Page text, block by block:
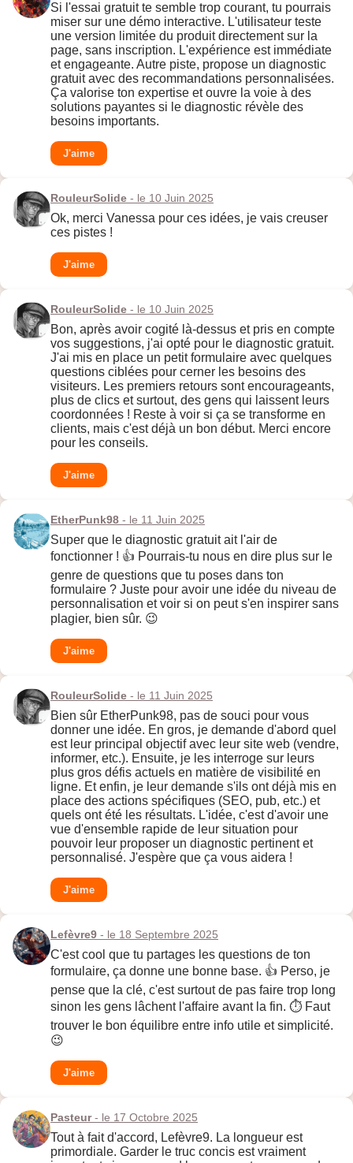
Si l'essai gratuit te semble trop courant, tu pourrais
miser sur une démo interactive. L'utilisateur teste
une version limitée du produit directement sur la
page, sans inscription. L'expérience est immédiate
et engageante. Autre piste, propose un diagnostic
gratuit avec des recommandations personnalisées.
Ça valorise ton expertise et ouvre la voie à des
solutions payantes si le diagnostic révèle des
besoins importants.
J'aime
RouleurSolide - le 10 Juin 2025
Ok, merci Vanessa pour ces idées, je vais creuser
ces pistes !
J'aime
RouleurSolide - le 10 Juin 2025
Bon, après avoir cogité là-dessus et pris en compte
vos suggestions, j'ai opté pour le diagnostic gratuit.
J'ai mis en place un petit formulaire avec quelques
questions ciblées pour cerner les besoins des
visiteurs. Les premiers retours sont encourageants,
plus de clics et surtout, des gens qui laissent leurs
coordonnées ! Reste à voir si ça se transforme en
clients, mais c'est déjà un bon début. Merci encore
pour les conseils.
J'aime
EtherPunk98 - le 11 Juin 2025
Super que le diagnostic gratuit ait l'air de
fonctionner ! 👍 Pourrais-tu nous en dire plus sur le
genre de questions que tu poses dans ton
formulaire ? Juste pour avoir une idée du niveau de
personnalisation et voir si on peut s'en inspirer sans
plagier, bien sûr. 😉
J'aime
RouleurSolide - le 11 Juin 2025
Bien sûr EtherPunk98, pas de souci pour vous
donner une idée. En gros, je demande d'abord quel
est leur principal objectif avec leur site web (vendre,
informer, etc.). Ensuite, je les interroge sur leurs
plus gros défis actuels en matière de visibilité en
ligne. Et enfin, je leur demande s'ils ont déjà mis en
place des actions spécifiques (SEO, pub, etc.) et
quels ont été les résultats. L'idée, c'est d'avoir une
vue d'ensemble rapide de leur situation pour
pouvoir leur proposer un diagnostic pertinent et
personnalisé. J'espère que ça vous aidera !
J'aime
Lefèvre9 - le 18 Septembre 2025
C'est cool que tu partages les questions de ton
formulaire, ça donne une bonne base. 👍 Perso, je
pense que la clé, c'est surtout de pas faire trop long
sinon les gens lâchent l'affaire avant la fin. ⏱️ Faut
trouver le bon équilibre entre info utile et simplicité.
😉
J'aime
Pasteur- le 17 Octobre 2025
Tout à fait d'accord, Lefèvre9. La longueur est
primordiale. Garder le truc concis est vraiment